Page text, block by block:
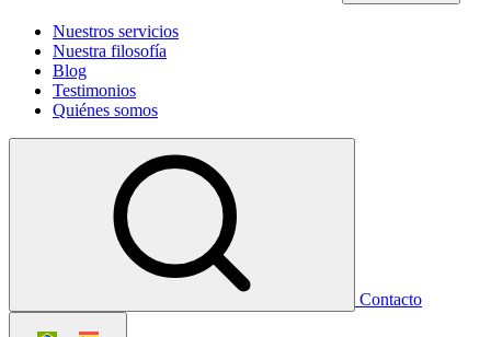
Nuestros servicios
Nuestra filosofía
Blog
Testimonios
Quiénes somos
Contacto